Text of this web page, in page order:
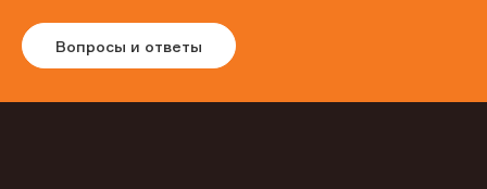
Вопросы и ответы